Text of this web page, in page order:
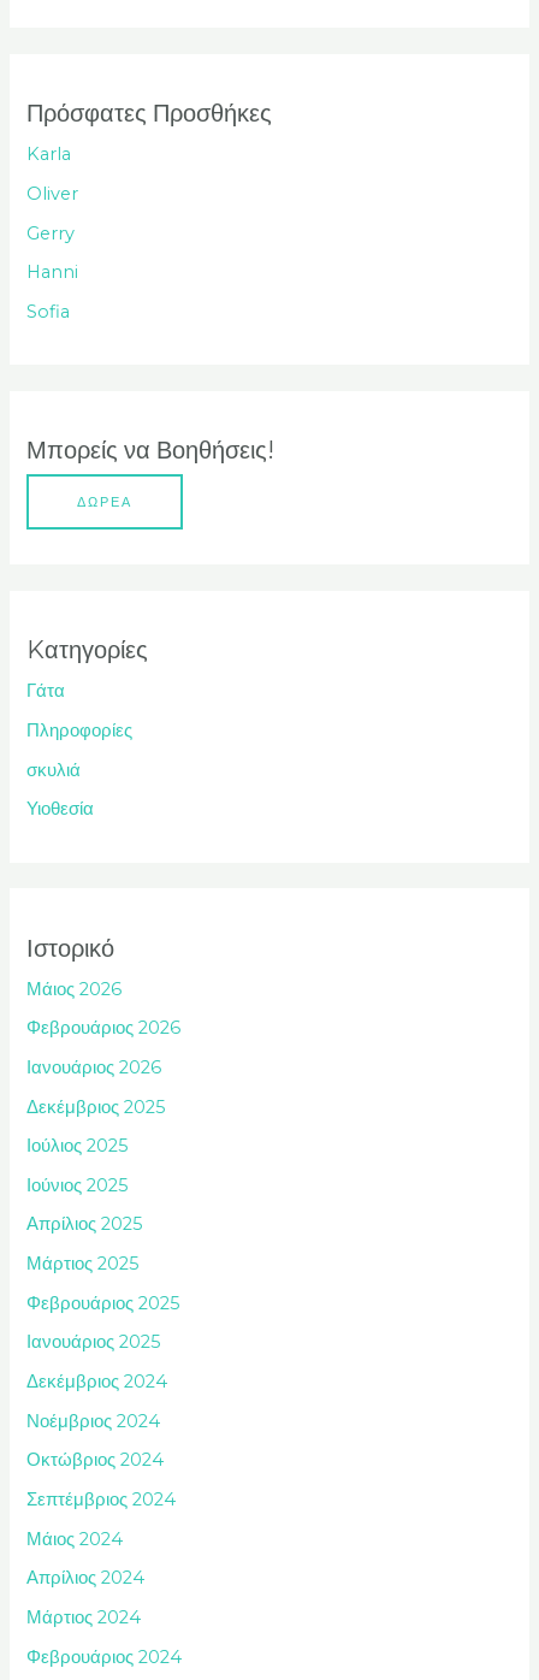
ή
τ
γ
ι
Πρόσφατες Προσθήκες
Karla
Oliver
Gerry
Hanni
Sofia
Μπορείς να Βοηθήσεις!
ΔΩΡΕΑ
Kατηγορίες
Γάτα
Πληροφορίες
σκυλιά
Υιοθεσία
Ιστορικό
Μάιος 2026
Φεβρουάριος 2026
Ιανουάριος 2026
Δεκέμβριος 2025
Ιούλιος 2025
Ιούνιος 2025
Απρίλιος 2025
Μάρτιος 2025
Φεβρουάριος 2025
Ιανουάριος 2025
Δεκέμβριος 2024
Νοέμβριος 2024
Οκτώβριος 2024
Σεπτέμβριος 2024
Μάιος 2024
Απρίλιος 2024
Μάρτιος 2024
Φεβρουάριος 2024